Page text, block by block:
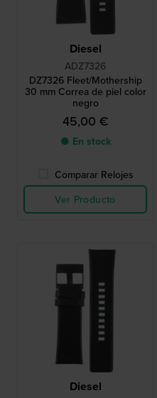
Diesel
ADZ7326
DZ7326 Fleet/Mothership
30 mm Correa de piel color
negro
45,00 €
● En stock
Comparar Relojes
Ver Producto
Diesel